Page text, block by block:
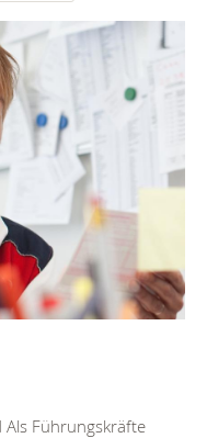
Führungskräfte